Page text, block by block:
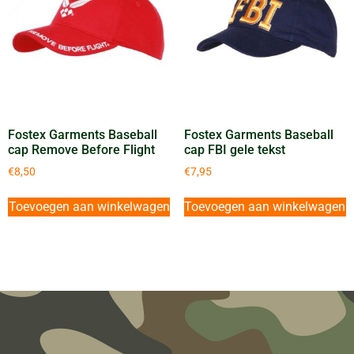
Fostex Garments Baseball
cap Remove Before Flight
€8,50
Toevoegen aan winkelwagen
Fostex Garments Baseball
cap FBI gele tekst
€7,95
Toevoegen aan winkelwagen